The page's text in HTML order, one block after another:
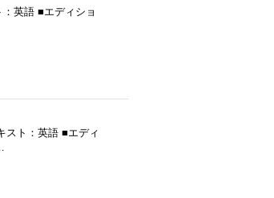
英語 ■エディショ
スト：英語 ■エディ